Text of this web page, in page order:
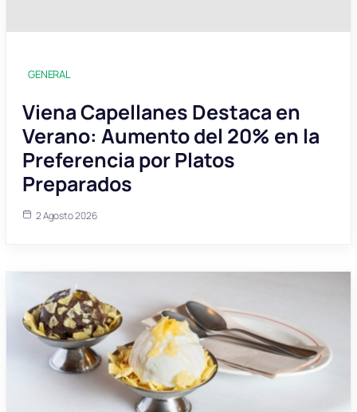
GENERAL
Viena Capellanes Destaca en
Verano: Aumento del 20% en la
Preferencia por Platos
Preparados
2 Agosto 2026